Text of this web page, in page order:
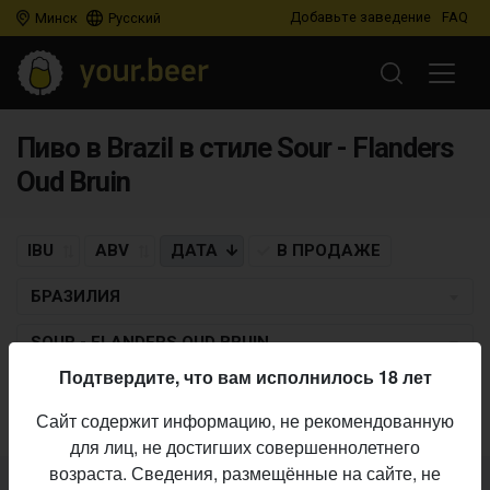
Минск Русский Добавьте заведение FAQ
Пиво в Brazil в стиле Sour - Flanders
Oud Bruin
IBU ABV ДАТА В ПРОДАЖЕ
БРАЗИЛИЯ
SOUR - FLANDERS OUD BRUIN
Пиво по заданным критериям не найдено
Подтвердите, что вам исполнилось 18 лет
Сайт содержит информацию, не рекомендованную
для лиц, не достигших совершеннолетнего
возраста. Сведения, размещённые на сайте, не